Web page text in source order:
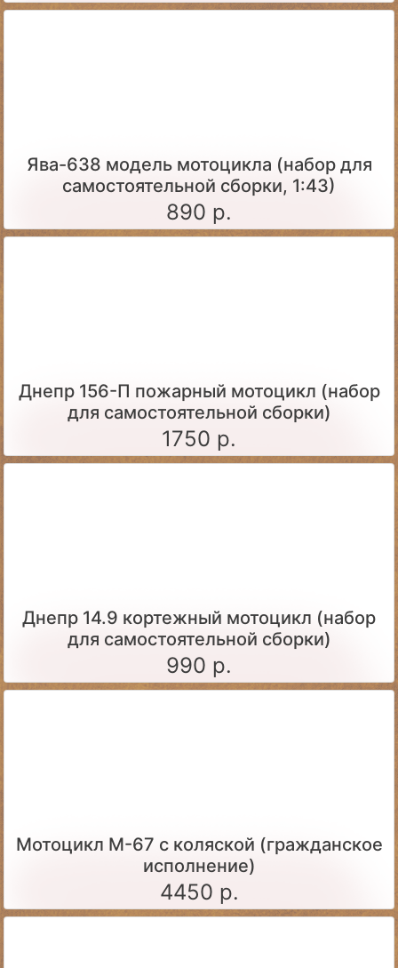
Ява-638 модель мотоцикла (набор для
самостоятельной сборки, 1:43)
890 р.
Днепр 156-П пожарный мотоцикл (набор
для самостоятельной сборки)
1750 р.
Днепр 14.9 кортежный мотоцикл (набор
для самостоятельной сборки)
990 р.
Мотоцикл М-67 с коляской (гражданское
исполнение)
4450 р.